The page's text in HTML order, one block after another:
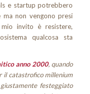
e startup potrebbero
ma non vengono presi
mio invito è resistere,
qualcosa sta
anno 2000, quando
il catastrofico millenium
festeggiato